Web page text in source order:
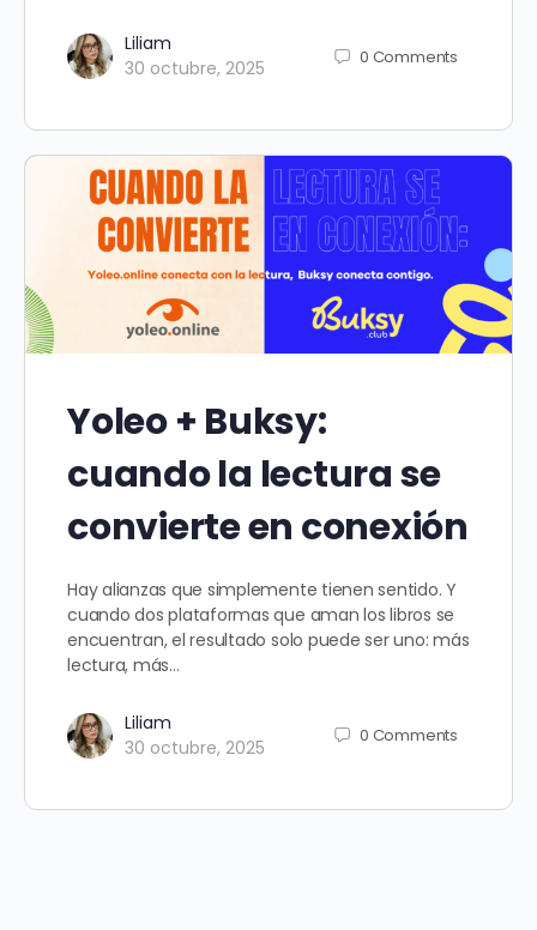
Liliam
30 octubre, 2025
0 Comments
Yoleo + Buksy:
cuando la lectura se
convierte en conexión
Hay alianzas que simplemente tienen sentido. Y
cuando dos plataformas que aman los libros se
encuentran, el resultado solo puede ser uno: más
lectura, más…
Liliam
30 octubre, 2025
0 Comments